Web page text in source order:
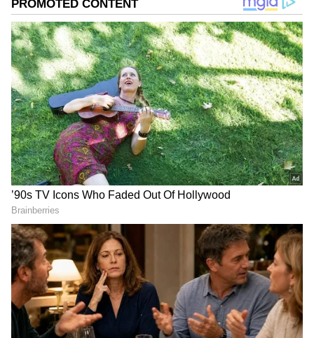
DOWNLOAD APP
RECOMMENDED STORIES
'ತಾತನಿಂದ ಬಂದ ಆಸ್ತಿ ತಂದೆಯ
ವೈಯಕ್ತಿಕ ಆಸ್ತಿ, ಮೊಮ್ಮಕ್ಕಳಿಗೆ
ಹಕ್ಕಿಲ್ಲ: ಹೈಕೋರ್ಟ್ ಮಹತ್ವದ
ತೀರ್ಪು!
Karnataka Politics: ಜೂ.21ಕ್ಕೆ
ಅಖಂಡ ಶ್ರೀನಿವಾಸಮೂರ್ತಿ
ಎಚ್ಡಿಕೆ ಸಮ್ಮುಖದಲ್ಲಿ ಜೆಡಿಎಸ್
ದಳಕ್ಕೆ ಸೇರ್ಪಡೆ